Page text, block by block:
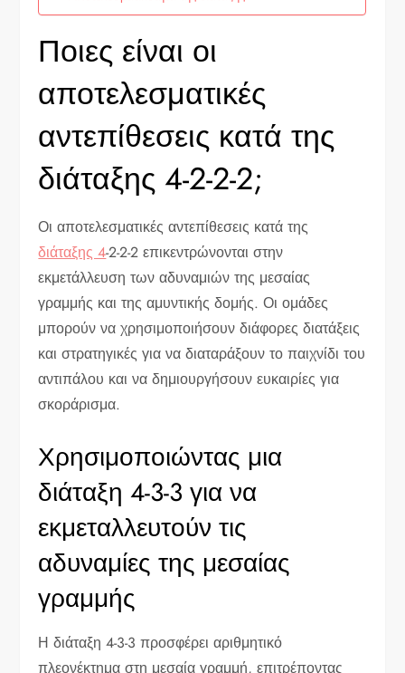
Ποιες είναι οι
αποτελεσματικές
αντεπίθεσεις κατά της
διάταξης 4-2-2-2;
Οι αποτελεσματικές αντεπίθεσεις κατά της
διάταξης 4-2-2-2 επικεντρώνονται στην
εκμετάλλευση των αδυναμιών της μεσαίας
γραμμής και της αμυντικής δομής. Οι ομάδες
μπορούν να χρησιμοποιήσουν διάφορες διατάξεις
και στρατηγικές για να διαταράξουν το παιχνίδι του
αντιπάλου και να δημιουργήσουν ευκαιρίες για
σκοράρισμα.
Χρησιμοποιώντας μια
διάταξη 4-3-3 για να
εκμεταλλευτούν τις
αδυναμίες της μεσαίας
γραμμής
Η διάταξη 4-3-3 προσφέρει αριθμητικό
πλεονέκτημα στη μεσαία γραμμή, επιτρέποντας